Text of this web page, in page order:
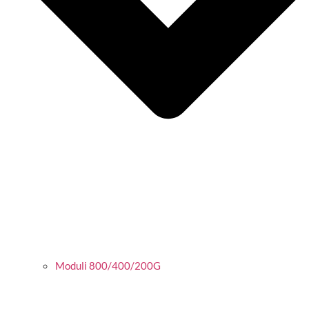
Moduli 800/400/200G